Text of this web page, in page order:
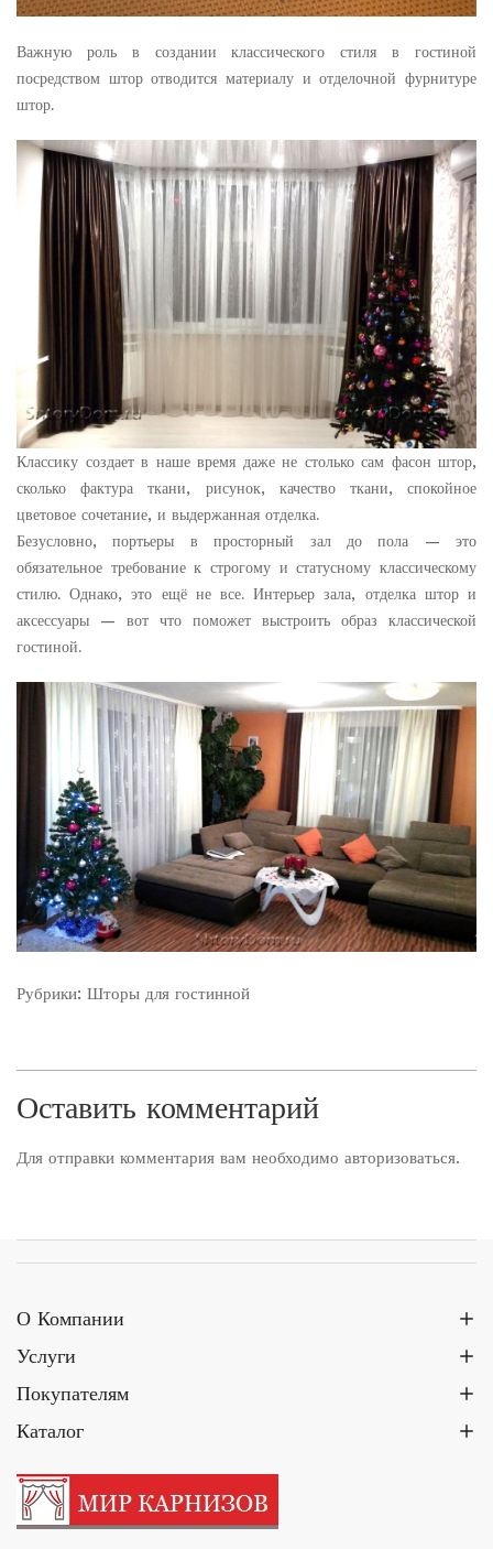
Важную роль в создании классического стиля в гостиной
посредством штор отводится материалу и отделочной фурнитуре
штор.
Классику создает в наше время даже не столько сам фасон штор,
сколько фактура ткани, рисунок, качество ткани, спокойное
цветовое сочетание, и выдержанная отделка.
Безусловно, портьеры в просторный зал до пола — это
обязательное требование к строгому и статусному классическому
стилю. Однако, это ещё не все. Интерьер зала, отделка штор и
аксессуары — вот что поможет выстроить образ классической
гостиной.
Рубрики: Шторы для гостинной
Оставить комментарий
Для отправки комментария вам необходимо авторизоваться.
О Компании
Услуги
Покупателям
Каталог